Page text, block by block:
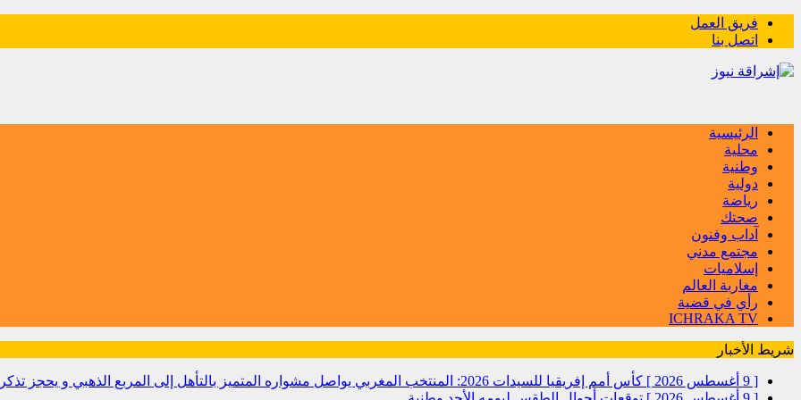
فريق العمل
اتصل بنا
الرئيسية
محلية
وطنية
دولية
رياضة
صحتك
آداب وفنون
مجتمع مدني
إسلاميات
مغاربة العالم
رأي في قضية
ICHRAKA TV
شريط الأخبار
[ 9 أغسطس 2026 ] كأس أمم إفريقيا للسيدات 2026: المنتخب المغربي يواصل مشواره المتميز بالتأهل إلى المربع الذهبي و يحجز تذكرة العبور إلى مونديال البرازيل 2027